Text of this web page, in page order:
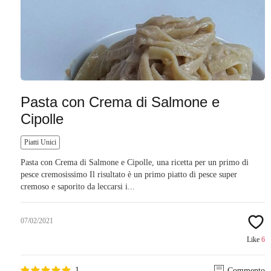
Pasta con Crema di Salmone e
Cipolle
Piatti Unici
Pasta con Crema di Salmone e Cipolle, una ricetta per un primo di
pesce cremosissimo Il risultato è un primo piatto di pesce super
cremoso e saporito da leccarsi i...
07/02/2021
Like 6